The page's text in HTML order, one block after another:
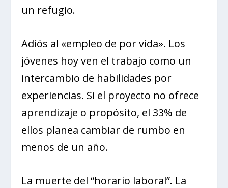
un refugio.
Adiós al «empleo de por vida». Los
jóvenes hoy ven el trabajo como un
intercambio de habilidades por
experiencias. Si el proyecto no ofrece
aprendizaje o propósito, el 33% de
ellos planea cambiar de rumbo en
menos de un año.
La muerte del “horario laboral”. La